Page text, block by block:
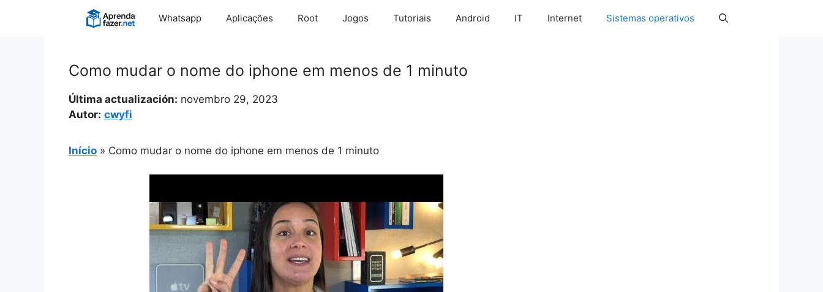
Whatsapp Aplicações Root Jogos Tutoriais Android IT Internet Sistemas operativos
Como mudar o nome do iphone em menos de 1 minuto
Última actualización: novembro 29, 2023
Autor: cwyfi
Início » Como mudar o nome do iphone em menos de 1 minuto